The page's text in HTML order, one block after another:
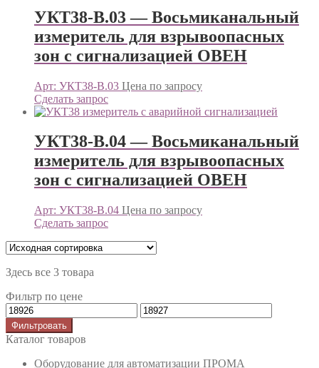
УКТ38-В.03 — Восьмиканальный
измеритель для взрывоопасных
зон с сигнализацией ОВЕН
Арт: УКТ38-В.03 Цена по запросу
Сделать запрос
УКТ38-В.04 — Восьмиканальный
измеритель для взрывоопасных
зон с сигнализацией ОВЕН
Арт: УКТ38-В.04 Цена по запросу
Сделать запрос
Здесь все 3 товара
Фильтр по цене
Фильтровать
Каталог товаров
Оборудование для автоматизации ПРОМА